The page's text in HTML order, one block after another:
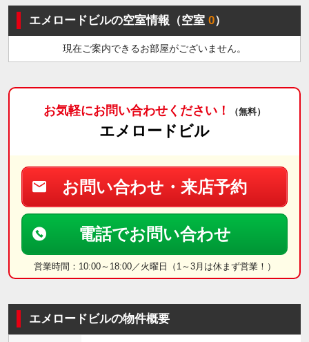
エメロードビルの空室情報（空室0）
現在ご案内できるお部屋がございません。
お気軽にお問い合わせください！ （無料）
エメロードビル
お問い合わせ・来店予約
電話でお問い合わせ
営業時間：10:00～18:00／火曜日（1～3月は休まず営業！）
エメロードビルの物件概要